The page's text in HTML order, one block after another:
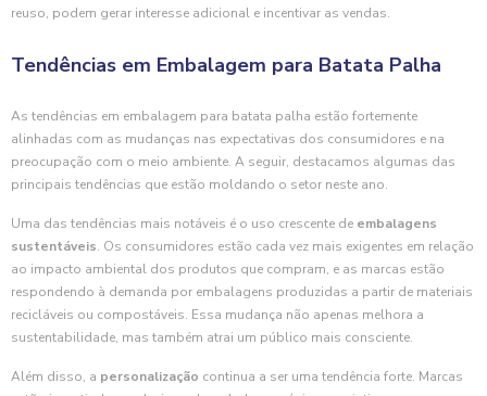
reuso, podem gerar interesse adicional e incentivar as vendas.
Tendências em Embalagem para Batata Palha
As tendências em embalagem para batata palha estão fortemente
alinhadas com as mudanças nas expectativas dos consumidores e na
preocupação com o meio ambiente. A seguir, destacamos algumas das
principais tendências que estão moldando o setor neste ano.
Uma das tendências mais notáveis é o uso crescente de embalagens
sustentáveis. Os consumidores estão cada vez mais exigentes em relação
ao impacto ambiental dos produtos que compram, e as marcas estão
respondendo à demanda por embalagens produzidas a partir de materiais
recicláveis ou compostáveis. Essa mudança não apenas melhora a
sustentabilidade, mas também atrai um público mais consciente.
Além disso, a personalização continua a ser uma tendência forte. Marcas